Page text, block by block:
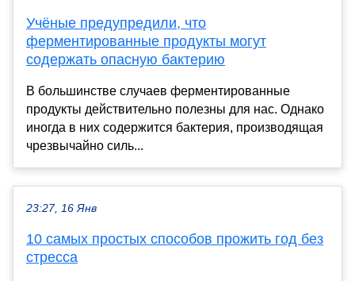
Учёные предупредили, что
ферментированные продукты могут
содержать опасную бактерию
В большинстве случаев ферментированные
продукты действительно полезны для нас. Однако
иногда в них содержится бактерия, производящая
чрезвычайно силь...
23:27, 16 Янв
10 самых простых способов прожить год без
стресса